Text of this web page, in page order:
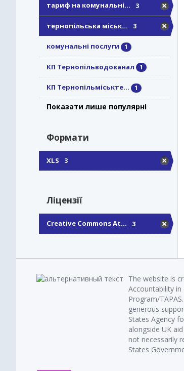
тариф на комунальні... 3
тернопільська міськ... 3
комунальні послуги 1
КП Тернопільводоканал 1
КП Тернопільміськте... 1
Показати лише популярні
Формати
XLS 3
Ліцензії
Creative Commons At... 3
The website is
Accountability in
Program/
generous
States Agency
alongside UK
not necessarily
States